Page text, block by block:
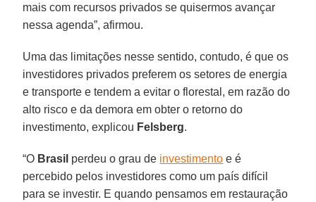
mais com recursos privados se quisermos avançar
nessa agenda”, afirmou.
Uma das limitações nesse sentido, contudo, é que os
investidores privados preferem os setores de energia
e transporte e tendem a evitar o florestal, em razão do
alto risco e da demora em obter o retorno do
investimento, explicou Felsberg.
“O Brasil perdeu o grau de investimento e é
percebido pelos investidores como um país difícil
para se investir. E quando pensamos em restauração